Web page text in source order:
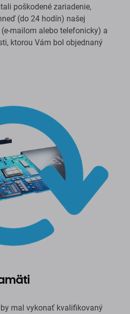
poškodené zariadenie,
(do 24 hodín) našej
mailom alebo telefonicky) a
ktorou Vám bol objednaný
mal vykonať kvalifikovaný